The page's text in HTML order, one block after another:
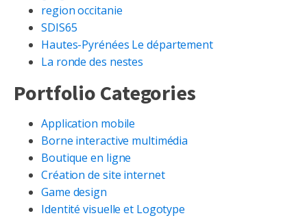
region occitanie
SDIS65
Hautes-Pyrénées Le département
La ronde des nestes
Portfolio Categories
Application mobile
Borne interactive multimédia
Boutique en ligne
Création de site internet
Game design
Identité visuelle et Logotype